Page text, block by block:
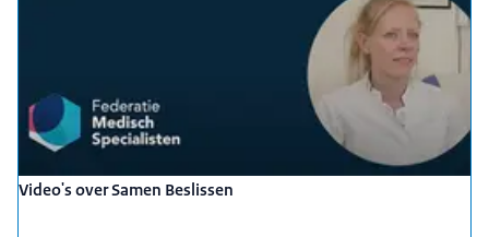
Video's over Samen Beslissen